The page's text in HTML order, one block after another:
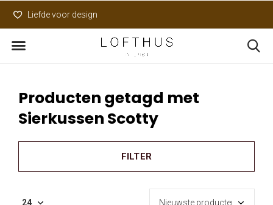
Liefde voor design
Producten getagd met
Sierkussen Scotty
FILTER